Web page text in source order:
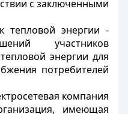
с заключенными
тепловой энергии -
участников
энергии для
потребителей
компания
имеющая